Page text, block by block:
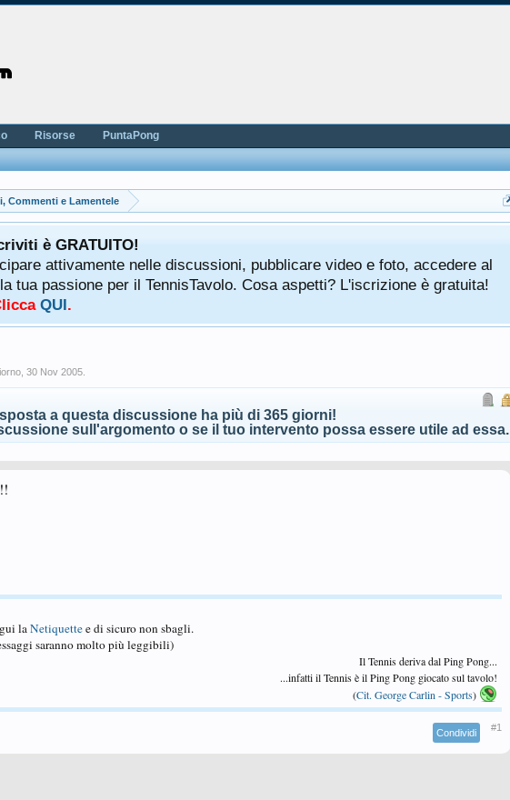
Commenti e Lamentele
è GRATUITO!
attivamente nelle discussioni, pubblicare video e foto, accedere al
tua passione per il TennisTavolo. Cosa aspetti? L'iscrizione è gratuita!
QUI.
30 Nov 2005
a questa discussione ha più di 365 giorni!
sull'argomento o se il tuo intervento possa essere utile ad essa.
laNetiquettee di sicuro non sbagli.
saranno molto più leggibili)
Il Tennis deriva dal Ping Pong...
...infatti il Tennis è il Ping Pong giocato sul tavolo!
(Cit. George Carlin - Sports)
Condividi #1
Risorse PuntaPong